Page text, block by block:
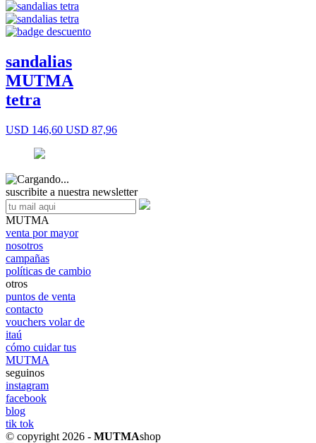
sandalias
MUTMA
tetra
USD 146,60 USD 87,96
suscribite a nuestra newsletter
MUTMA
venta por mayor
nosotros
campañas
políticas de cambio
otros
puntos de venta
contacto
vouchers volar de
itaú
cómo cuidar tus
MUTMA
seguinos
instagram
facebook
blog
tik tok
© copyright 2026 - MUTMAshop